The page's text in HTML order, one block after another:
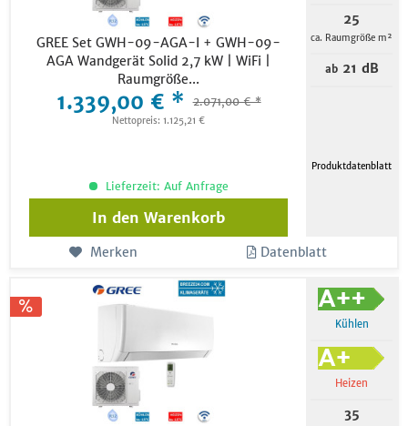
GREE Set GWH-09-AGA-I + GWH-09-
AGA Wandgerät Solid 2,7 kW | WiFi |
Raumgröße...
1.339,00 € * 2.071,00 € *
Nettopreis: 1.125,21 €
25
ca. Raumgröße m²
ab21 dB
Produktdatenblatt
Lieferzeit: Auf Anfrage
In den Warenkorb
Merken Datenblatt
Kühlen
Heizen
35